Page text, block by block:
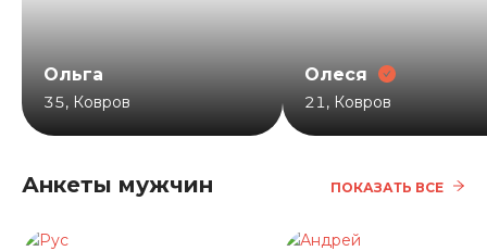
Ольга
35, Ковров
Олеся
21, Ковров
Анкеты мужчин ПОКАЗАТЬ ВСЕ